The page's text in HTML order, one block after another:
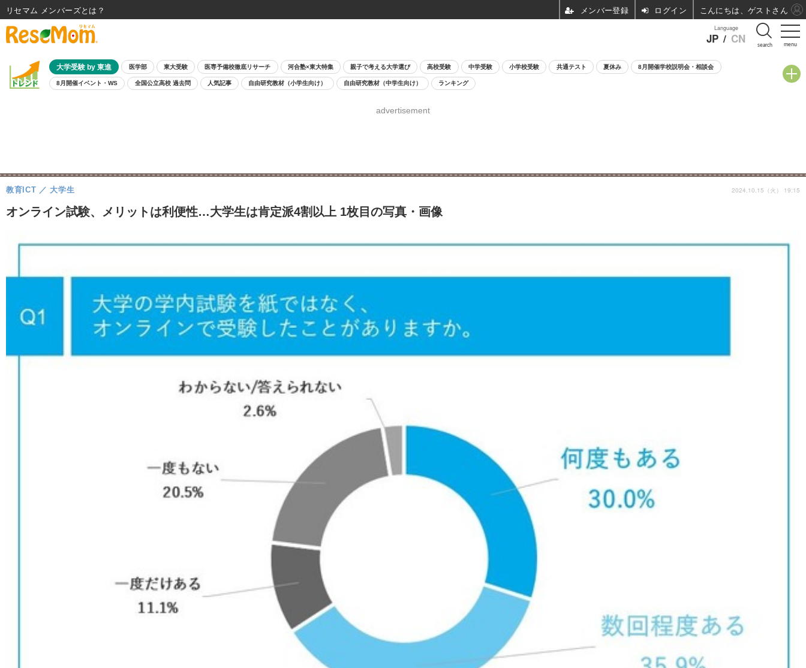
menu
Language
JP / CN search
大学受験 by 東進 医学部 東大受験 医専予備校徹底リサーチ 河合塾×東大特集 親子で考える大学選び 高校受験 中学受験 小学校受験 共通テスト 夏休み 8月開催学校説明会・相談会
8月開催イベント・WS 全国公立高校 過去問 人気記事 自由研究教材（小学生向け） 自由研究教材（中学生向け） ランキング
advertisement
オンライン試験、メリットは利便性…大学生は肯定派4割以上 1枚目の写真・画像
教育ICT 大学生 2024.10.15（火） 19:15
リセマム メンバーズ ログイン こんにちは、ゲストさん